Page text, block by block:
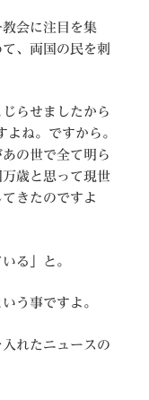
会に注目を集
、両国の民を刺
らせましたから
ね。ですから。
の世で全て明ら
歳と思って現世
きたのですよ
る」と。
う事ですよ。
れたニュースの